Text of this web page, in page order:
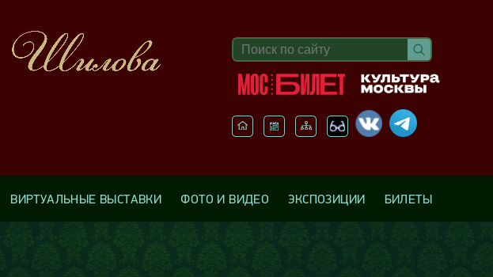
ВИРТУАЛЬНЫЕ ВЫСТАВКИ ФОТО И ВИДЕО ЭКСПОЗИЦИИ БИЛЕТЫ